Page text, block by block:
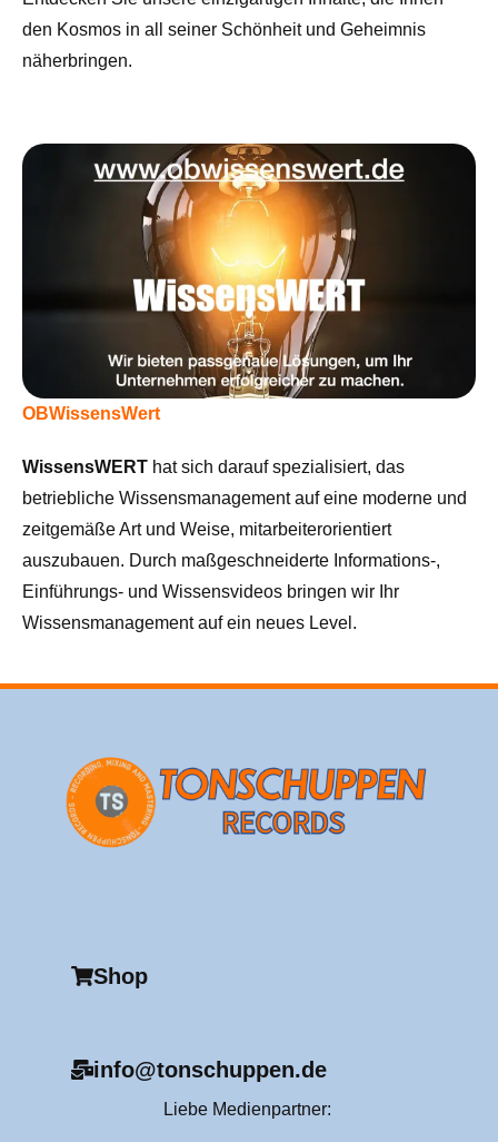
den Kosmos in all seiner Schönheit und Geheimnis
näherbringen.
OBWissensWert
WissensWERT hat sich darauf spezialisiert, das
betriebliche Wissensmanagement auf eine moderne und
zeitgemäße Art und Weise, mitarbeiterorientiert
auszubauen. Durch maßgeschneiderte Informations-,
Einführungs- und Wissensvideos bringen wir Ihr
Wissensmanagement auf ein neues Level.
Shop
info@tonschuppen.de
Liebe Medienpartner: